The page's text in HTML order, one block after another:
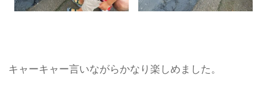
キャーキャー言いながらかなり楽しめました。